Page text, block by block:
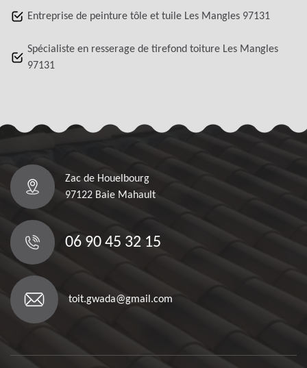
Entreprise de peinture tôle et tuile Les Mangles 97131
Spécialiste en resserage de tirefond toiture Les Mangles
97131
Zac de Houelbourg
97122 Baie Mahault
06 90 45 32 15
toit.gwada@gmail.com